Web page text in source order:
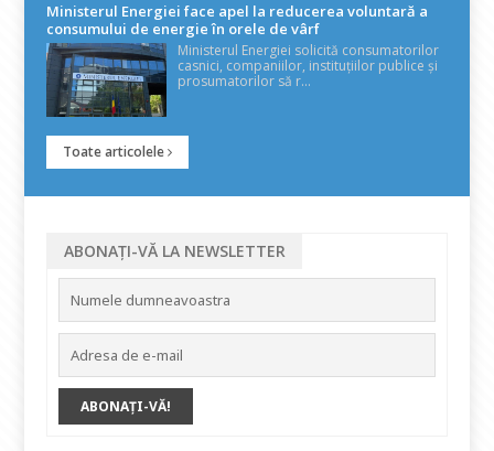
Ministerul Energiei face apel la reducerea voluntară a
consumului de energie în orele de vârf
Ministerul Energiei solicită consumatorilor
casnici, companiilor, instituțiilor publice și
prosumatorilor să r...
Toate articolele
ABONAȚI-VĂ LA NEWSLETTER